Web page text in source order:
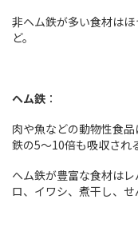
非ヘム鉄が多い食材は
ど。
ヘム鉄 ：
肉や魚などの動物性食
鉄の5～10倍も吸収され
ヘム鉄が豊富な食材は
ロ、イワシ、煮干し、せ